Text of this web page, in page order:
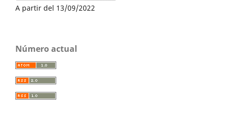
A partir del 13/09/2022
Número actual